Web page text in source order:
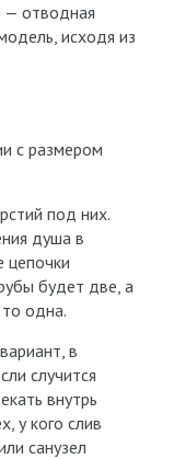
— отводная
исходя из
с размером
под них.
душа в
цепочки
будет две, а
одна.
в
случится
внутрь
у кого слив
санузел